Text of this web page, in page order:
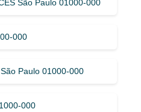
São Paulo 01000-000
000
Paulo 01000-000
000